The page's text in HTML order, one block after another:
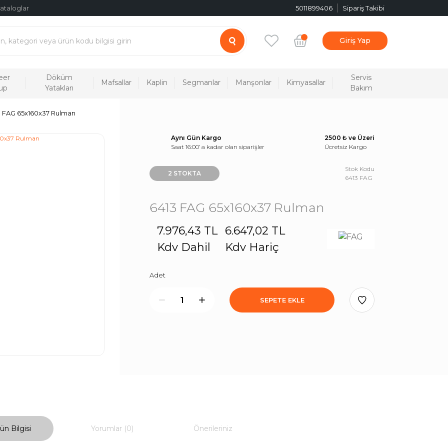
5011899406 Sipariş Takibi
Giriş Yap
Döküm
Yatakları
Mafsallar Kaplin Segmanlar Manşonlar Kimyasallar
Servis
Bakım
FAG 65x160x37 Rulman
Aynı Gün Kargo
Saat 16:00’ a kadar olan siparişler
2500 ₺ ve Üzeri
Ücretsiz Kargo
2 STOKTA
Stok Kodu
6413 FAG
6413 FAG 65x160x37 Rulman
7.976,43 TL
Kdv Dahil
6.647,02 TL
Kdv Hariç
Adet
SEPETE EKLE
Bilgisi Yorumlar (0) Önerileriniz